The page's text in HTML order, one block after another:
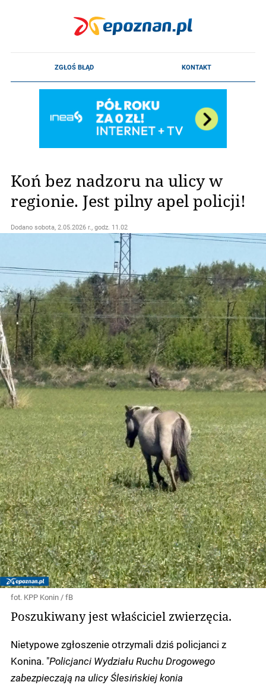
Koń bez nadzoru na ulicy w
regionie. Jest pilny apel policji!
Dodano sobota, 2.05.2026 r., godz. 11.02
fot. KPP Konin / fB
Poszukiwany jest właściciel zwierzęcia.
Nietypowe zgłoszenie otrzymali dziś policjanci z
Konina. "Policjanci Wydziału Ruchu Drogowego
zabezpieczają na ulicy Ślesińskiej konia